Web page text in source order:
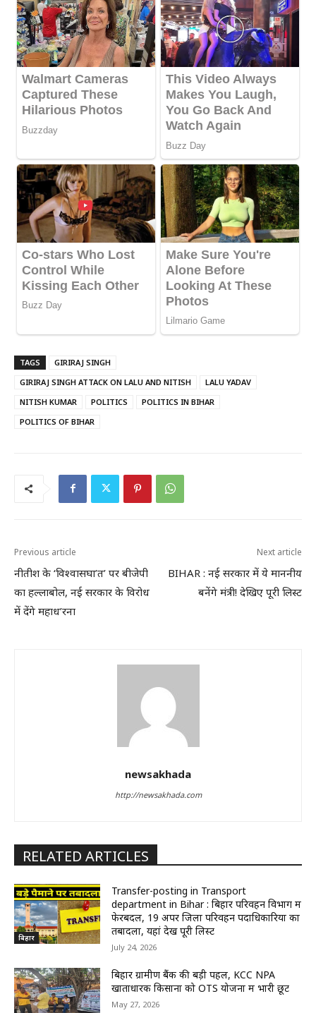
TAGS
GIRIRAJ SINGH
GIRIRAJ SINGH ATTACK ON LALU AND NITISH
LALU YADAV
NITISH KUMAR
POLITICS
POLITICS IN BIHAR
POLITICS OF BIHAR
Previous article
नीतीश के ‘विश्वासघा’त’ पर बीजेपी
का हल्लाबोल, नई सरकार के विरोध
में देंगे महाध’रना
Next article
BIHAR : नई सरकार में ये माननीय
बनेंगे मंत्री! देखिए पूरी लिस्ट
newsakhada
http://newsakhada.com
RELATED ARTICLES
बिहार
Transfer-posting in Transport
department in Bihar : बिहार परिवहन विभाग में
फेरबदल, 19 अपर जिला परिवहन पदाधिकारियों का
तबादला, यहां देखें पूरी लिस्ट
July 24, 2026
बिहार ग्रामीण बैंक की बड़ी पहल, KCC NPA
खाताधारक किसानों को OTS योजना में भारी छूट
May 27, 2026